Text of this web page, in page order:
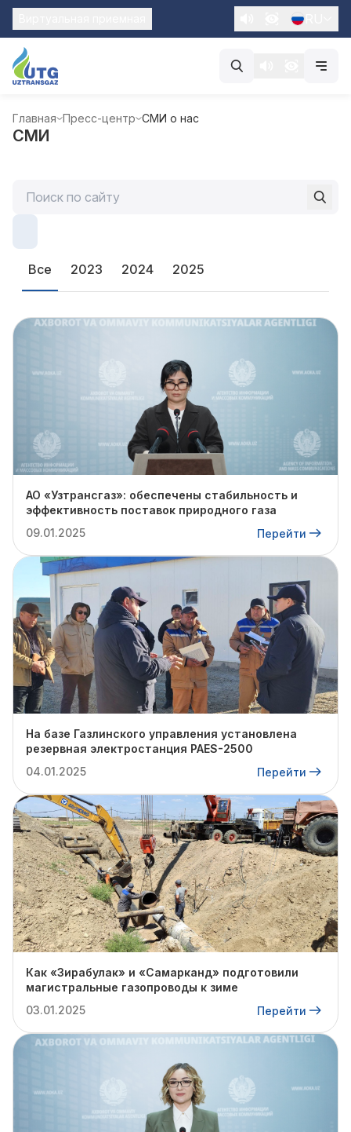
Главная Пресс-центр СМИ о нас
СМИ
Все 2023 2024 2025
АО «Узтрансгаз»: обеспечены стабильность и
эффективность поставок природного газа
09.01.2025
Перейти
На базе Газлинского управления установлена
резервная электростанция PAES-2500
04.01.2025
Перейти
Как «Зирабулак» и «Самарканд» подготовили
магистральные газопроводы к зиме
03.01.2025
Перейти